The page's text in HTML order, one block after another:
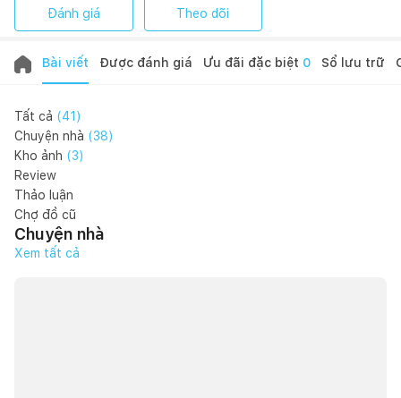
Đánh giá Theo dõi
Bài viết Được đánh giá Ưu đãi đặc biệt 0 Sổ lưu trữ
Tất cả (41 )
Chuyện nhà (38)
Kho ảnh (3)
Review
Thảo luận
Chợ đồ cũ
Chuyện nhà
Xem tất cả